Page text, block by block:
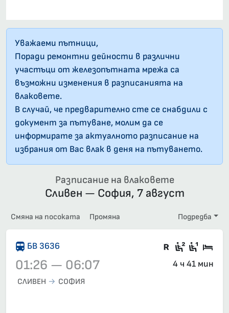
Уважаеми пътници,
Поради ремонтни дейности в различни
участъци от железопътната мрежа са
възможни изменения в разписанията на
влаковете.
В случай, че предварително сте се снабдили с
документ за пътуване, молим да се
информирате за актуалното разписание на
избрания от Вас влак в деня на пътуването.
Разписание на влаковете
Сливен — София, 7 август
Смяна на посоката Промяна Подредба
Влак 3636, 01:26 – 06:07, вече е заминал
БВ 3636 Влак със
Седящи
01:26 — 06:07 4 ч 41 мин
СЛИВЕН СОФИЯ